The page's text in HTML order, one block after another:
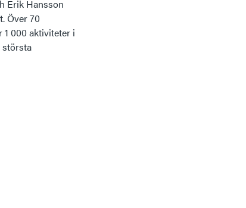
Erik Hansson
Över 70
000 aktiviteter i
största